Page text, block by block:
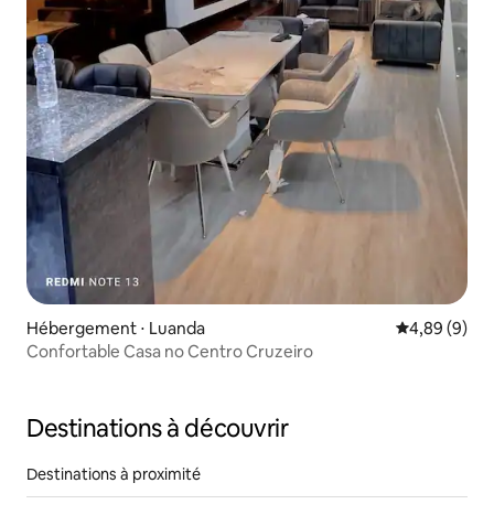
Hébergement ⋅ Luanda Évaluation
4,89 (9)
Confortable Casa no Centro Cruzeiro
Destinations à découvrir
Destinations à proximité